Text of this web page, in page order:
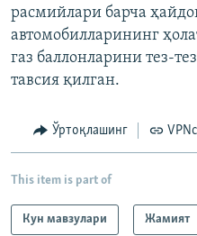
расмийлари барча
автомобилларининг
газ баллонларини тез-
тавсия қилган.
Ўртоқлашинг
This item is part of
Кун мавзулари Жамият